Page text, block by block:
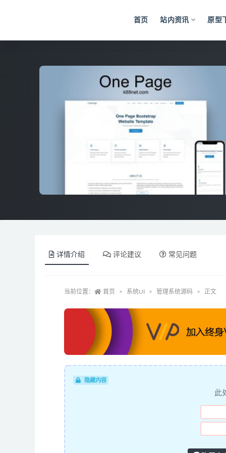
首页 站内资讯 原型
详情介绍 评论建议 常见问题
当前位置： 首页 系统UI 管理系统源码 正文
隐藏内容
此